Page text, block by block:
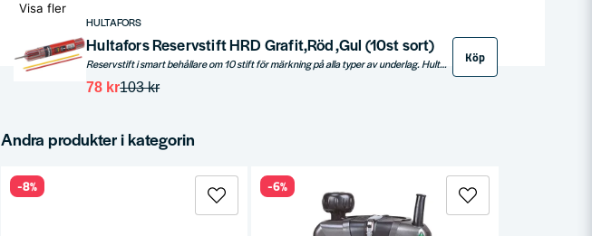
HULTAFORS
Hultafors Reservstift HRD Grafit,Röd,Gul (10st sort)
Reservstift i smart behållare om 10 stift för märkning på alla typer av underlag. Hultafors Refill kan med ett clips fästas i fickan eller i verktygsväskan.
103 kr
78 kr
Köp
Visa fler
Andra produkter i kategorin
-8% -6%